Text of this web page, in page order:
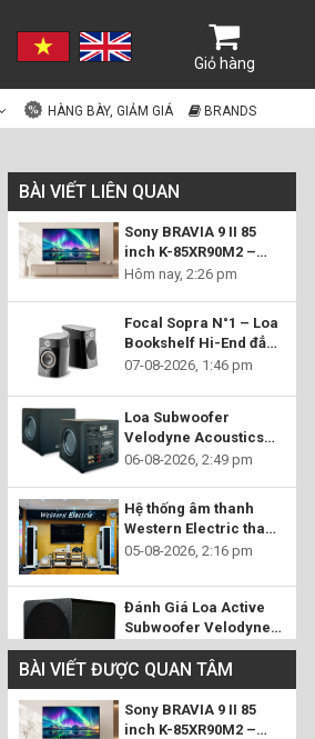
Giỏ hàng
HÀNG BÀY, GIẢM GIÁ BRANDS
BÀI VIẾT LIÊN QUAN
Sony BRAVIA 9 II 85
inch K-85XR90M2 –
Flagship True RGB mở
phim tại gia
Hôm nay, 2:26 pm
Focal Sopra N°1 – Loa
Bookshelf Hi-End đẳng
cấp, tái hiện âm nhạc
07-08-2026, 1:46 pm
Loa Subwoofer
Velodyne Acoustics
MiniVee X –
06-08-2026, 2:49 pm
Hệ thống âm thanh
Western Electric tham
chiếu tại Audio Hoàng
nghệ thuật tái tạo âm
nhạc
05-08-2026, 2:16 pm
Đánh Giá Loa Active
Subwoofer Velodyne
Acoustics Deep Blue:
Đỉnh Cao Âm Trầm Cho
Mọi Không Gian
04-08-2026, 3:21 pm
BÀI VIẾT ĐƯỢC QUAN TÂM
Sony BRAVIA 9 II 85
inch K-85XR90M2 –